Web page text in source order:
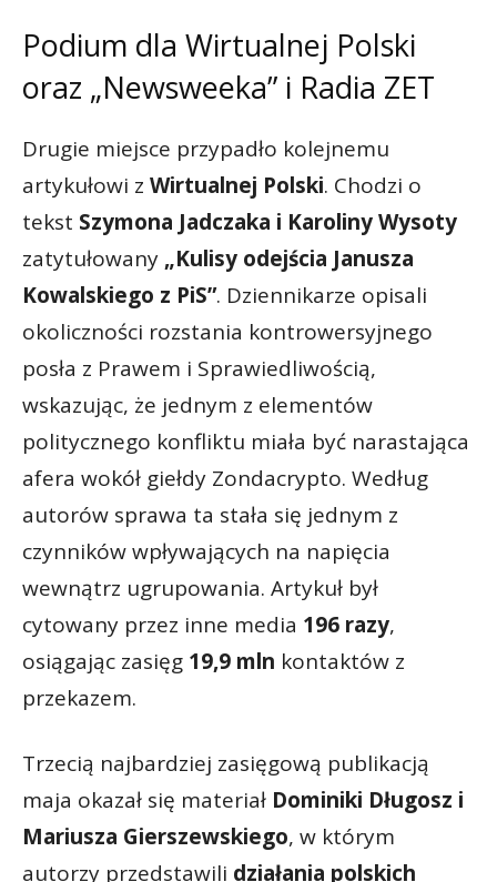
Podium dla Wirtualnej Polski
oraz „Newsweeka” i Radia ZET
Drugie miejsce przypadło kolejnemu
artykułowi z Wirtualnej Polski. Chodzi o
tekst Szymona Jadczaka i Karoliny Wysoty
zatytułowany „Kulisy odejścia Janusza
Kowalskiego z PiS”. Dziennikarze opisali
okoliczności rozstania kontrowersyjnego
posła z Prawem i Sprawiedliwością,
wskazując, że jednym z elementów
politycznego konfliktu miała być narastająca
afera wokół giełdy Zondacrypto. Według
autorów sprawa ta stała się jednym z
czynników wpływających na napięcia
wewnątrz ugrupowania. Artykuł był
cytowany przez inne media 196 razy,
osiągając zasięg 19,9 mln kontaktów z
przekazem.
Trzecią najbardziej zasięgową publikacją
maja okazał się materiał Dominiki Długosz i
Mariusza Gierszewskiego, w którym
autorzy przedstawili działania polskich